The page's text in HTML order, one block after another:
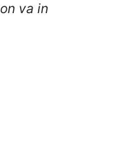
va in